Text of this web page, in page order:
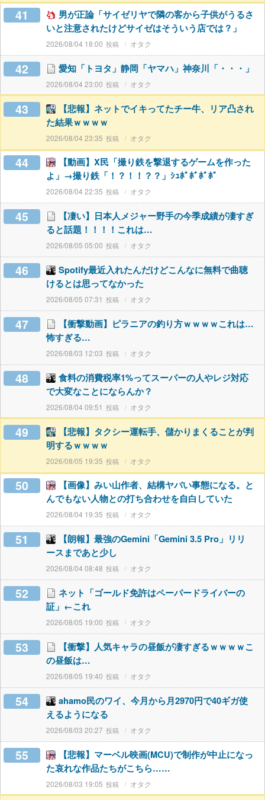
41
男が正論「サイゼリヤで隣の客から子供がうるさ
いと注意されたけどサイゼはそういう店では？」
2026/08/04 18:00 オタク
42 愛知「トヨタ」静岡「ヤマハ」神奈川「・・・」
2026/08/04 23:00 オタク
43
【悲報】ネットでイキってたチー牛、リア凸され
た結果ｗｗｗｗ
2026/08/04 23:35 オタク
44
【動画】X民「撮り鉄を撃退するゲームを作った
よ」→撮り鉄「！？！！？？」ｼｭﾎﾟﾎﾟﾎﾟﾎﾟ
2026/08/04 22:35 オタク
45
【凄い】日本人メジャー野手の今季成績が凄すぎ
ると話題！！！！これは…
2026/08/05 05:00 オタク
46
Spotify最近入れたんだけどこんなに無料で曲聴
けるとは思ってなかった
2026/08/05 07:31 オタク
47
【衝撃動画】ピラニアの釣り方ｗｗｗｗこれは…
怖すぎる…
2026/08/03 12:03 オタク
48
食料の消費税率1%ってスーパーの人やレジ対応
で大変なことにならんか？
2026/08/04 09:51 オタク
49
【悲報】タクシー運転手、儲かりまくることが判
明するｗｗｗｗ
2026/08/05 19:35 オタク
50
【画像】みい山作者、結構ヤバい事態になる。と
んでもない人物との打ち合わせを自白していた
2026/08/04 19:35 オタク
51
【朗報】最強のGemini「Gemini 3.5 Pro」リリ
ースまであと少し
2026/08/04 08:48 オタク
52
ネット「ゴールド免許はペーパードライバーの
証」←これ
2026/08/05 19:00 オタク
53
【衝撃】人気キャラの昼飯が凄すぎるｗｗｗｗこ
の昼飯は…
2026/08/05 19:40 オタク
54
ahamo民のワイ、今月から月2970円で40ギガ使
えるようになる
2026/08/03 20:27 オタク
55
【悲報】マーベル映画(MCU)で制作が中止になっ
た哀れな作品たちがこちら……
2026/08/03 19:05 オタク